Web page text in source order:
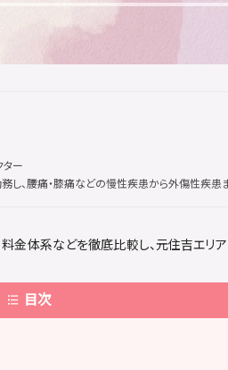
ー
、腰痛・膝痛などの慢性疾患から外傷性疾患
培った解剖学・運動療法の専門知識を土台に
公開後すぐに満員となることが多く、キャンセ
料金体系などを徹底比較し、元住吉エリ
目次